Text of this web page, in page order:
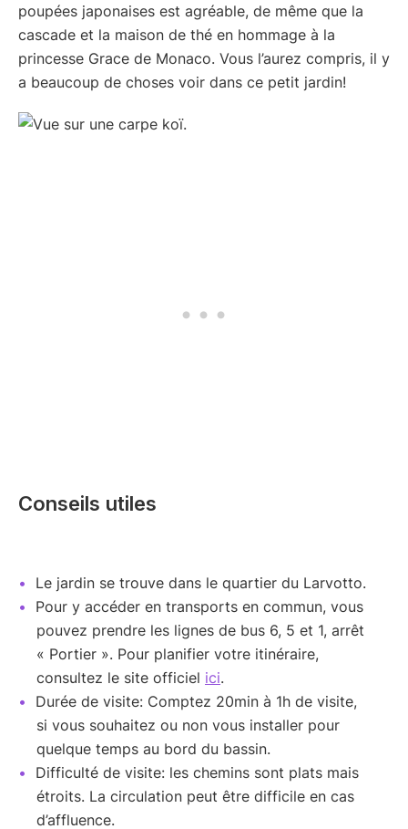
poupées japonaises est agréable, de même que la
cascade et la maison de thé en hommage à la
princesse Grace de Monaco. Vous l’aurez compris, il y
a beaucoup de choses voir dans ce petit jardin!
Conseils utiles
Le jardin se trouve dans le quartier du Larvotto.
Pour y accéder en transports en commun, vous
pouvez prendre les lignes de bus 6, 5 et 1, arrêt
« Portier ». Pour planifier votre itinéraire,
consultez le site officiel ici.
Durée de visite: Comptez 20min à 1h de visite,
si vous souhaitez ou non vous installer pour
quelque temps au bord du bassin.
Difficulté de visite: les chemins sont plats mais
étroits. La circulation peut être difficile en cas
d’affluence.